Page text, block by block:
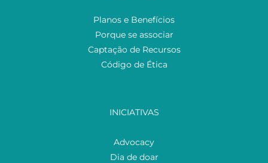
Planos e Benefícios
Porque se associar
Captação de Recursos
Código de Ética
INICIATIVAS
Advocacy
Dia de doar